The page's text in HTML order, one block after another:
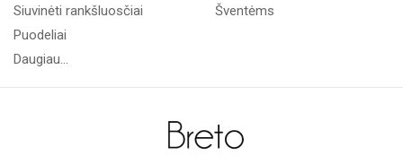
Siuvinėti rankšluosčiai
Puodeliai
Daugiau...
Šventėms